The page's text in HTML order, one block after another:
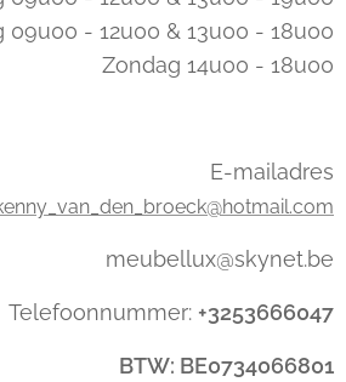
09u00 - 12u00 & 13u00 - 18u00
Zondag 14u00 - 18u00
E-mailadres
meubellux@skynet.be
Telefoonnummer: +3253666047
BTW: BE0734066801